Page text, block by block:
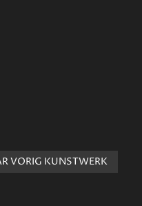
VORIG KUNSTWERK